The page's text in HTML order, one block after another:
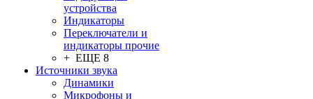
устройства
Индикаторы
Переключатели и
индикаторы прочие
+ ЕЩЕ 8
Источники звука
Динамики
Микрофоны и